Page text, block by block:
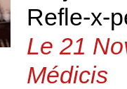
Refle-x-
Le 21
Médicis